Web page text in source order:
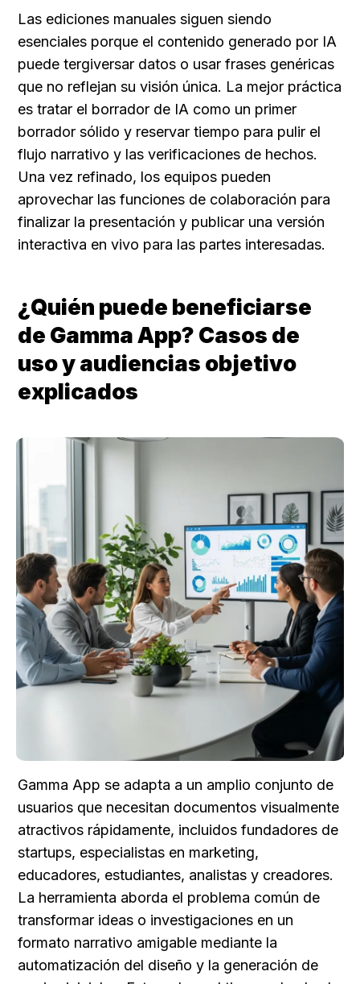
Las ediciones manuales siguen siendo
esenciales porque el contenido generado por IA
puede tergiversar datos o usar frases genéricas
que no reflejan su visión única. La mejor práctica
es tratar el borrador de IA como un primer
borrador sólido y reservar tiempo para pulir el
flujo narrativo y las verificaciones de hechos.
Una vez refinado, los equipos pueden
aprovechar las funciones de colaboración para
finalizar la presentación y publicar una versión
interactiva en vivo para las partes interesadas.
¿Quién puede beneficiarse
de Gamma App? Casos de
uso y audiencias objetivo
explicados
Gamma App se adapta a un amplio conjunto de
usuarios que necesitan documentos visualmente
atractivos rápidamente, incluidos fundadores de
startups, especialistas en marketing,
educadores, estudiantes, analistas y creadores.
La herramienta aborda el problema común de
transformar ideas o investigaciones en un
formato narrativo amigable mediante la
automatización del diseño y la generación de